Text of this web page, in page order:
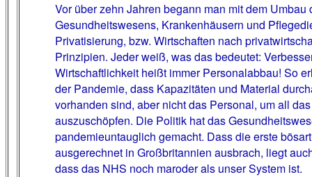
Vor über zehn Jahren begann man mit dem Umbau
Gesundheitswesens, Krankenhäusern und
Privatisierung, bzw. Wirtschaften nach
Prinzipien. Jeder weiß, was das bedeutet:
Wirtschaftlichkeit heißt immer Personalabbau! So
der Pandemie, dass Kapazitäten und Material
vorhanden sind, aber nicht das Personal, um all das
auszuschöpfen. Die Politik hat das
pandemieuntauglich gemacht. Dass die erste
ausgerechnet in Großbritannien ausbrach, liegt
dass das NHS noch maroder als unser System ist.